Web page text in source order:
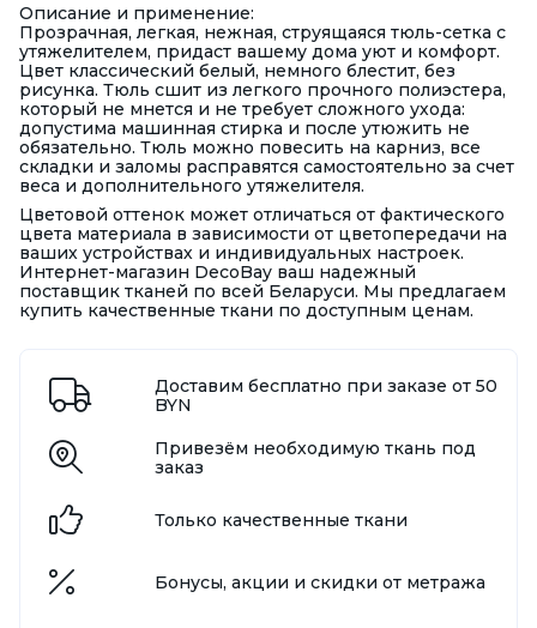
Описание и применение:
Прозрачная, легкая, нежная, струящаяся тюль-сетка с
утяжелителем, придаст вашему дома уют и комфорт.
Цвет классический белый, немного блестит, без
рисунка. Тюль сшит из легкого прочного полиэстера,
который не мнется и не требует сложного ухода:
допустима машинная стирка и после утюжить не
обязательно. Тюль можно повесить на карниз, все
складки и заломы расправятся самостоятельно за счет
веса и дополнительного утяжелителя.
Цветовой оттенок может отличаться от фактического
цвета материала в зависимости от цветопередачи на
ваших устройствах и индивидуальных настроек.
Интернет-магазин DecoBay ваш надежный
поставщик тканей по всей Беларуси. Мы предлагаем
купить качественные ткани по доступным ценам.
Доставим бесплатно при заказе от 50
BYN
Привезём необходимую ткань под
заказ
Только качественные ткани
Бонусы, акции и скидки от метража